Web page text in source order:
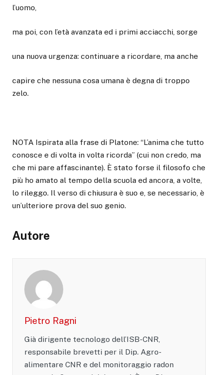
l’uomo,
ma poi, con l’età avanzata ed i primi acciacchi, sorge
una nuova urgenza: continuare a ricordare, ma anche
capire che nessuna cosa umana è degna di troppo
zelo.
NOTA Ispirata alla frase di Platone: “L’anima che tutto
conosce e di volta in volta ricorda” (cui non credo, ma
che mi pare affascinante). È stato forse il filosofo che
più ho amato al tempo della scuola ed ancora, a volte,
lo rileggo. Il verso di chiusura è suo e, se necessario, è
un’ulteriore prova del suo genio.
Autore
Pietro Ragni
Già dirigente tecnologo dell’ISB-CNR,
responsabile brevetti per il Dip. Agro-
alimentare CNR e del monitoraggio radon